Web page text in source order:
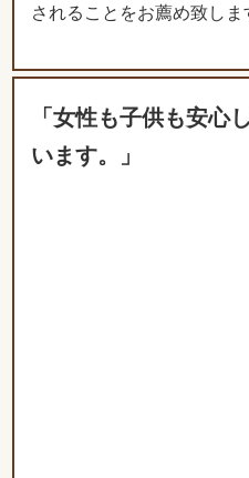
されることをお薦め致しま
「女性も子供も安心
います。」